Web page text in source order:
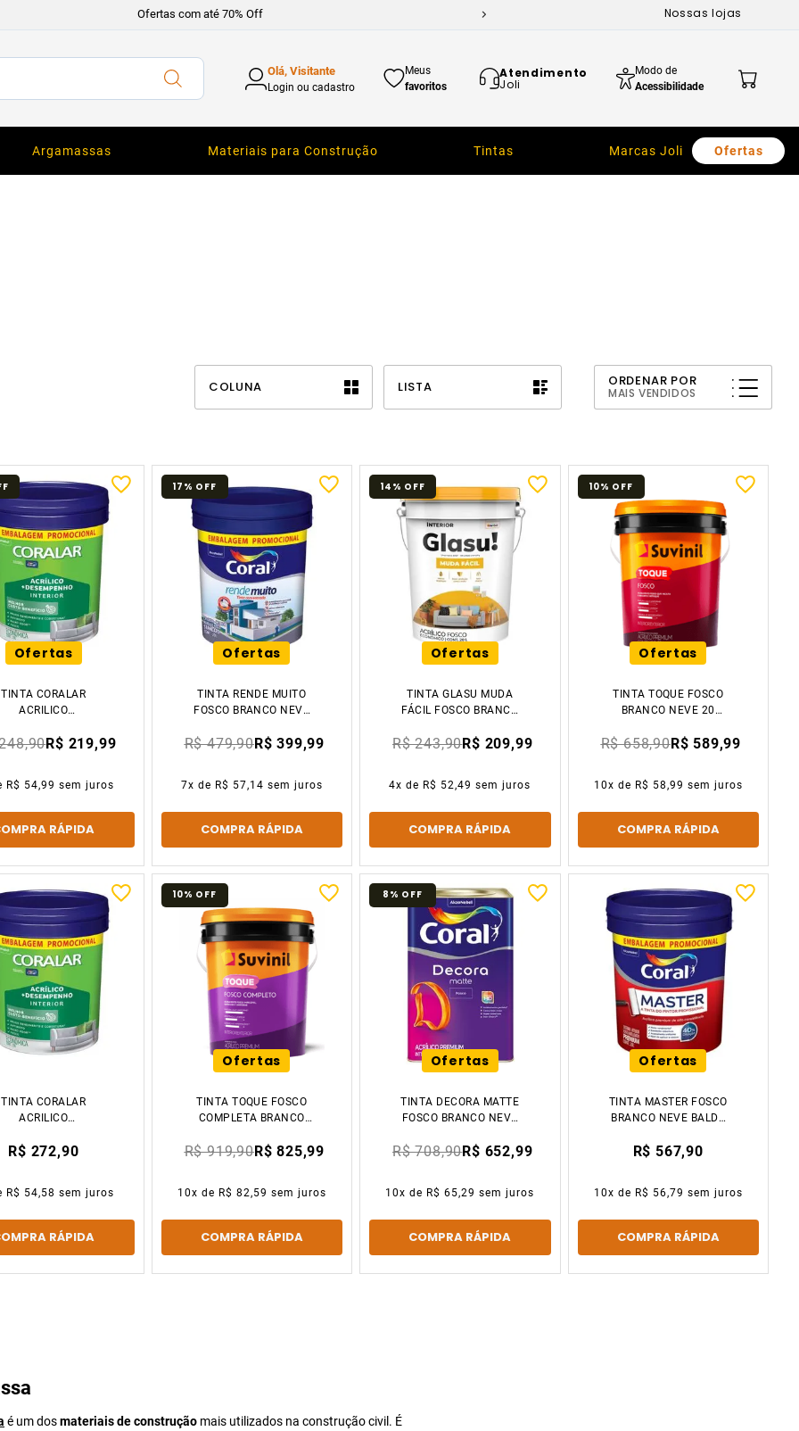
Ofertas com até 70% Off Nossas lojas
Olá, Visitante
Login ou cadastro
Meus
favoritos
Atendimento
Joli
Modo de
Acessibilidade
Argamassas Materiais para Construção Tintas Marcas Joli Ofertas
COLUNA LISTA ORDENAR POR
MAIS VENDIDOS
Ofertas
TINTA CORALAR
ACRILICO
NEVE FOSCO
R$ 219,99
R$ 54,99 sem juros
RÁPIDA
17% OFF
Ofertas
TINTA RENDE MUITO
FOSCO BRANCO NEVE
R$ 479,90R$ 399,99
7x de R$ 57,14 sem juros
COMPRA RÁPIDA
14% OFF
Ofertas
TINTA GLASU MUDA
FÁCIL FOSCO BRANCO
SUVINIL
R$ 243,90R$ 209,99
4x de R$ 52,49 sem juros
COMPRA RÁPIDA
10% OFF
Ofertas
TINTA TOQUE FOSCO
BRANCO NEVE 20
R$ 658,90R$ 589,99
10x de R$ 58,99 sem juros
COMPRA RÁPIDA
TINTA CORALAR
ACRILICO
FOSCO GELO
R$ 272,90
R$ 54,58 sem juros
RÁPIDA
10% OFF
Ofertas
TINTA TOQUE FOSCO
COMPLETA BRANCO
R$ 919,90R$ 825,99
10x de R$ 82,59 sem juros
COMPRA RÁPIDA
8% OFF
Ofertas
TINTA DECORA MATTE
FOSCO BRANCO NEVE
R$ 708,90R$ 652,99
10x de R$ 65,29 sem juros
COMPRA RÁPIDA
Ofertas
TINTA MASTER FOSCO
BRANCO NEVE BALDE
R$ 567,90
10x de R$ 56,79 sem juros
COMPRA RÁPIDA
é um dosmateriais de construção mais utilizados na construção civil. É